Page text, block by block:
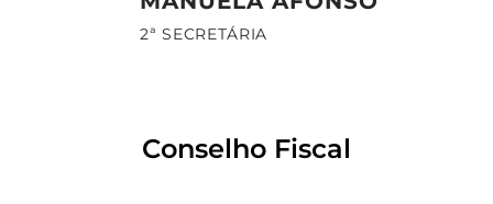
2ª SECRETÁRIA
Conselho Fiscal